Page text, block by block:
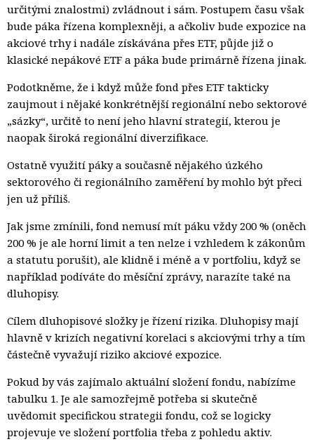
určitými znalostmi) zvládnout i sám. Postupem času však
bude páka řízena komplexněji, a ačkoliv bude expozice na
akciové trhy i nadále získávána přes ETF, půjde již o
klasické nepákové ETF a páka bude primárně řízena jinak.
Podotkněme, že i když může fond přes ETF takticky
zaujmout i nějaké konkrétnější regionální nebo sektorové
„sázky“, určitě to není jeho hlavní strategií, kterou je
naopak široká regionální diverzifikace.
Ostatně využití páky a současně nějakého úzkého
sektorového či regionálního zaměření by mohlo být přeci
jen už příliš.
Jak jsme zmínili, fond nemusí mít páku vždy 200 % (oněch
200 % je ale horní limit a ten nelze i vzhledem k zákonům
a statutu porušit), ale klidně i méně a v portfoliu, když se
například podíváte do měsíční zprávy, narazíte také na
dluhopisy.
Cílem dluhopisové složky je řízení rizika. Dluhopisy mají
hlavně v krizích negativní korelaci s akciovými trhy a tím
částečně vyvažují riziko akciové expozice.
Pokud by vás zajímalo aktuální složení fondu, nabízíme
tabulku 1. Je ale samozřejmě potřeba si skutečně
uvědomit specifickou strategii fondu, což se logicky
projevuje ve složení portfolia třeba z pohledu aktiv.